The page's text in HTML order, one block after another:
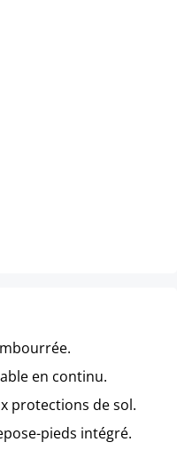
pour le moment.)
en continu.
protections de sol.
pieds intégré.